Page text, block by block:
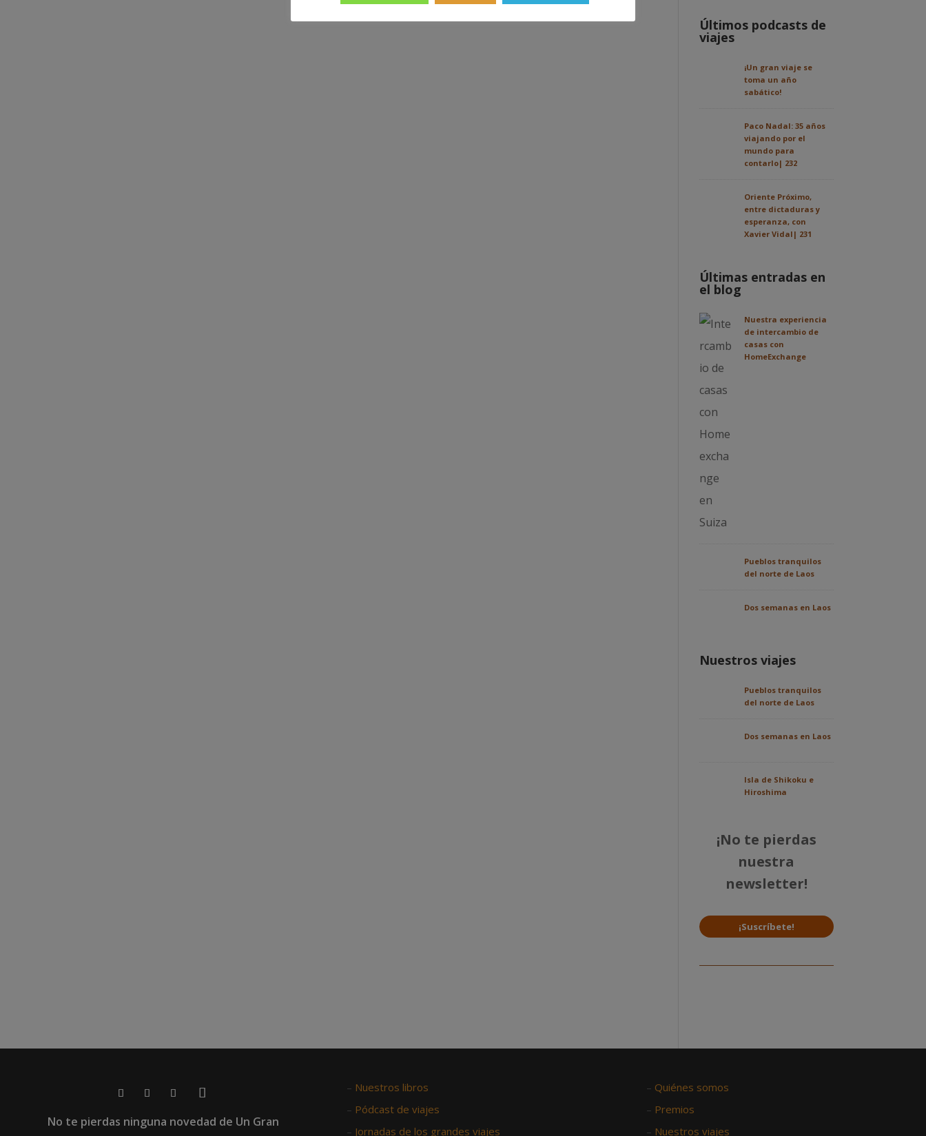
Últimos podcasts de
viajes
¡Un gran viaje se
toma un año
sabático!
Paco Nadal: 35 años
viajando por el
mundo para
contarlo| 232
Oriente Próximo,
entre dictaduras y
esperanza, con
Xavier Vidal| 231
Últimas entradas en
el blog
Nuestra experiencia
de intercambio de
casas con
HomeExchange
Pueblos tranquilos
del norte de Laos
Dos semanas en Laos
Nuestros viajes
Pueblos tranquilos
del norte de Laos
Dos semanas en Laos
Isla de Shikoku e
Hiroshima
¡No te pierdas
nuestra
newsletter!
¡Suscríbete!
No te pierdas ninguna novedad de Un Gran
– Nuestros libros
– Pódcast de viajes
– Jornadas de los grandes viajes
– Quiénes somos
– Premios
– Nuestros viajes